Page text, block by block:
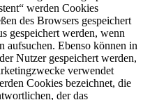
werden Cookies
des Browsers gespeichert
gespeichert werden, wenn
aufsuchen. Ebenso können in
Nutzer gespeichert werden,
verwendet
Cookies bezeichnet, die
der das